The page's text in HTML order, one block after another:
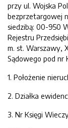
przy ul. Wojska
bezprzetargowej
siedzibą: 00-950
Rejestru
m. st. Warszawy,
Sądowego pod nr
1. Położenie
2. Działka
3. Nr Księgi